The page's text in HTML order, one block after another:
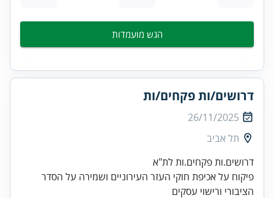
הגש מועמדות
דרושים/ות פקחים/ות
26/11/2025
תל אביב
פיקוח על אכיפת חוקי העזר העירוניים ושמירה על הסדר